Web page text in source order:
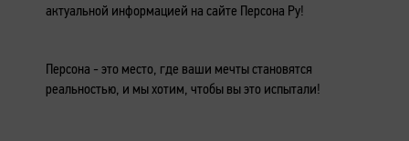
актуальной информацией на сайте Персона Ру!
Персона - это место, где ваши мечты становятся
реальностью, и мы хотим, чтобы вы это испытали!